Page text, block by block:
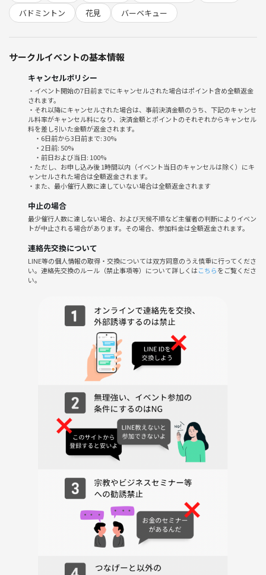
④【運動イベント🏸】
バドミントンなど体育館で初心者が楽しみながら出来る運動でリフレッ
⑤【ボードゲーム交流会♟️】
ント。
◼️今回のイベント
【①和食料理教室会】
〜煮魚をマスターしよう〜
7日5(日)13:30〜17:00
◼️場所
川崎教育文化会館 5F料理教室
〒210-0011 神奈川県川崎市川崎区富士見２丁目１−３
◼️メニュー
→霜降り、臭み消し、魚の加熱が学べます。
→野菜の旨味の引き出し方が学べます。
→浸透圧、漬物が学べます。
◾️タイムスケジュール
13:30〜 サークル説明
14:00〜 調理実習
15:00〜 交流(ボドゲ)&料理クイズ(景品有)
16:00〜 実食・片付け
・手拭き用ハンカチ
バドミントン
花見 バーベキュー
サークルイベントの基本情報
キャンセルポリシー
・イベント開始の7日前までにキャンセルされた場合はポイント含め全額返金
されます。
・それ以降にキャンセルされた場合は、事前決済金額のうち、下記のキャンセ
ル料率がキャンセル料になり、決済金額とポイントのそれぞれからキャンセル
料を差し引いた金額が返金されます。
・6日前から3日前まで: 30%
・2日前: 50%
・前日および当日: 100%
・ただし、お申し込み後 1時間以内（イベント当日のキャンセルは除く）にキ
ャンセルされた場合は全額返金されます。
・また、最小催行人数に達していない場合は全額返金されます
中止の場合
最少催行人数に達しない場合、および天候不順など主催者の判断によりイベン
トが中止される場合があります。その場合、参加料金は全額返金されます。
連絡先交換について
LINE等の個人情報の取得・交換については双方同意のうえ慎重に行ってくださ
い。連絡先交換のルール（禁止事項等）について詳しくはこちらをご覧くださ
い。